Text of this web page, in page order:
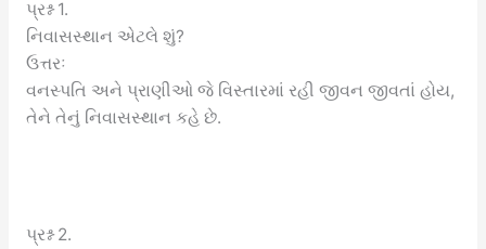
પ્રશ્ન 1.
નિવાસસ્થાન એટલે શું?
ઉત્તરઃ
વનસ્પતિ અને પ્રાણીઓ જે વિસ્તારમાં રહી જીવન જીવતાં હોય,
તેને તેનું નિવાસસ્થાન કહે છે.
પ્રશ્ન 2.